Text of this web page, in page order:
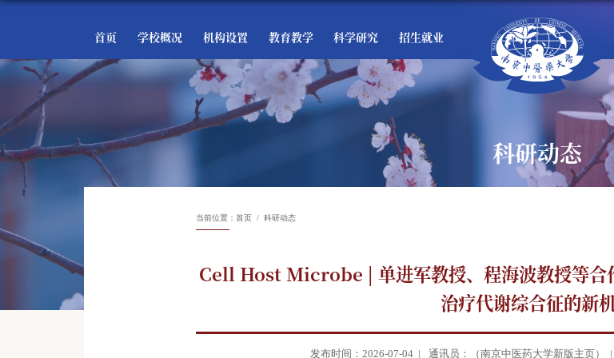
首页 学校概况 机构设置 教育教学 科学研究 招生就业
科研动态
当前位置： 首页 科研动态
Cell Host Microbe | 单进军教授、程海波教授等合
治疗代谢综合征的新
发布时间：2026-07-04 | 通讯员：（南京中医药大学新版主页） |